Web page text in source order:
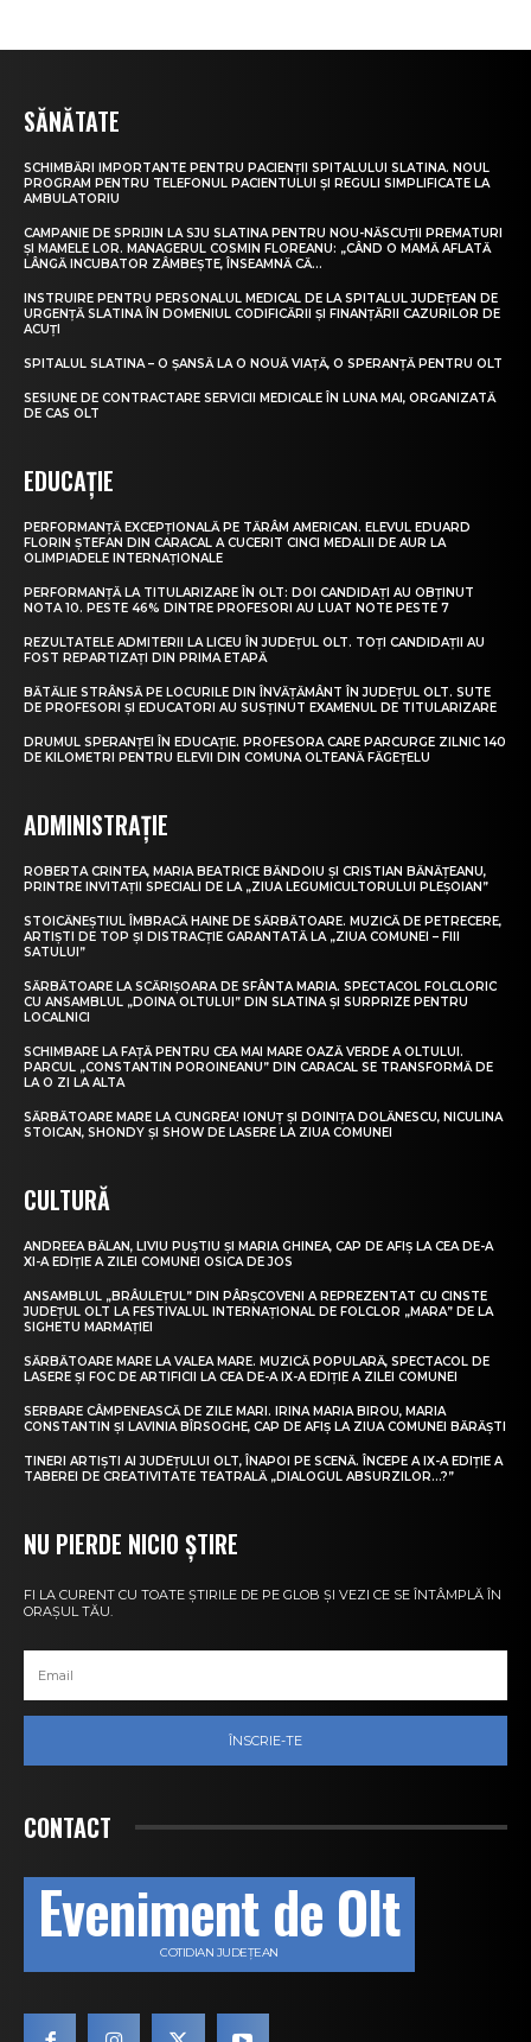
SĂNĂTATE
SCHIMBĂRI IMPORTANTE PENTRU PACIENȚII SPITALULUI SLATINA. NOUL
PROGRAM PENTRU TELEFONUL PACIENTULUI ȘI REGULI SIMPLIFICATE LA
AMBULATORIU
CAMPANIE DE SPRIJIN LA SJU SLATINA PENTRU NOU-NĂSCUȚII PREMATURI
ȘI MAMELE LOR. MANAGERUL COSMIN FLOREANU: „CÂND O MAMĂ AFLATĂ
LÂNGĂ INCUBATOR ZÂMBEȘTE, ÎNSEAMNĂ CĂ...
INSTRUIRE PENTRU PERSONALUL MEDICAL DE LA SPITALUL JUDEȚEAN DE
URGENȚĂ SLATINA ÎN DOMENIUL CODIFICĂRII ȘI FINANȚĂRII CAZURILOR DE
ACUȚI
SPITALUL SLATINA – O ȘANSĂ LA O NOUĂ VIAȚĂ, O SPERANȚĂ PENTRU OLT
SESIUNE DE CONTRACTARE SERVICII MEDICALE ÎN LUNA MAI, ORGANIZATĂ
DE CAS OLT
EDUCAȚIE
PERFORMANȚĂ EXCEPȚIONALĂ PE TĂRÂM AMERICAN. ELEVUL EDUARD
FLORIN ȘTEFAN DIN CARACAL A CUCERIT CINCI MEDALII DE AUR LA
OLIMPIADELE INTERNAȚIONALE
PERFORMANȚĂ LA TITULARIZARE ÎN OLT: DOI CANDIDAȚI AU OBȚINUT
NOTA 10. PESTE 46% DINTRE PROFESORI AU LUAT NOTE PESTE 7
REZULTATELE ADMITERII LA LICEU ÎN JUDEȚUL OLT. TOȚI CANDIDAȚII AU
FOST REPARTIZAȚI DIN PRIMA ETAPĂ
BĂTĂLIE STRÂNSĂ PE LOCURILE DIN ÎNVĂȚĂMÂNT ÎN JUDEȚUL OLT. SUTE
DE PROFESORI ȘI EDUCATORI AU SUSȚINUT EXAMENUL DE TITULARIZARE
DRUMUL SPERANȚEI ÎN EDUCAȚIE. PROFESORA CARE PARCURGE ZILNIC 140
DE KILOMETRI PENTRU ELEVII DIN COMUNA OLTEANĂ FĂGEȚELU
ADMINISTRAȚIE
ROBERTA CRINTEA, MARIA BEATRICE BĂNDOIU ȘI CRISTIAN BĂNĂȚEANU,
PRINTRE INVITAȚII SPECIALI DE LA „ZIUA LEGUMICULTORULUI PLEȘOIAN”
STOICĂNEȘTIUL ÎMBRACĂ HAINE DE SĂRBĂTOARE. MUZICĂ DE PETRECERE,
ARTIȘTI DE TOP ȘI DISTRACȚIE GARANTATĂ LA „ZIUA COMUNEI – FIII
SATULUI”
SĂRBĂTOARE LA SCĂRIȘOARA DE SFÂNTA MARIA. SPECTACOL FOLCLORIC
CU ANSAMBLUL „DOINA OLTULUI” DIN SLATINA ȘI SURPRIZE PENTRU
LOCALNICI
SCHIMBARE LA FAȚĂ PENTRU CEA MAI MARE OAZĂ VERDE A OLTULUI.
PARCUL „CONSTANTIN POROINEANU” DIN CARACAL SE TRANSFORMĂ DE
LA O ZI LA ALTA
SĂRBĂTOARE MARE LA CUNGREA! IONUȚ ȘI DOINIȚA DOLĂNESCU, NICULINA
STOICAN, SHONDY ȘI SHOW DE LASERE LA ZIUA COMUNEI
CULTURĂ
ANDREEA BĂLAN, LIVIU PUȘTIU ȘI MARIA GHINEA, CAP DE AFIȘ LA CEA DE-A
XI-A EDIȚIE A ZILEI COMUNEI OSICA DE JOS
ANSAMBLUL „BRÂULEȚUL” DIN PÂRȘCOVENI A REPREZENTAT CU CINSTE
JUDEȚUL OLT LA FESTIVALUL INTERNAȚIONAL DE FOLCLOR „MARA” DE LA
SIGHETU MARMAȚIEI
SĂRBĂTOARE MARE LA VALEA MARE. MUZICĂ POPULARĂ, SPECTACOL DE
LASERE ȘI FOC DE ARTIFICII LA CEA DE-A IX-A EDIȚIE A ZILEI COMUNEI
SERBARE CÂMPENEASCĂ DE ZILE MARI. IRINA MARIA BIROU, MARIA
CONSTANTIN ȘI LAVINIA BÎRSOGHE, CAP DE AFIȘ LA ZIUA COMUNEI BĂRĂȘTI
TINERI ARTIȘTI AI JUDEȚULUI OLT, ÎNAPOI PE SCENĂ. ÎNCEPE A IX-A EDIȚIE A
TABEREI DE CREATIVITATE TEATRALĂ „DIALOGUL ABSURZILOR…?”
NU PIERDE NICIO ȘTIRE
FI LA CURENT CU TOATE ȘTIRILE DE PE GLOB ȘI VEZI CE SE ÎNTÂMPLĂ ÎN
ORAȘUL TĂU.
ÎNSCRIE-TE
CONTACT
Eveniment de Olt
COTIDIAN JUDEȚEAN